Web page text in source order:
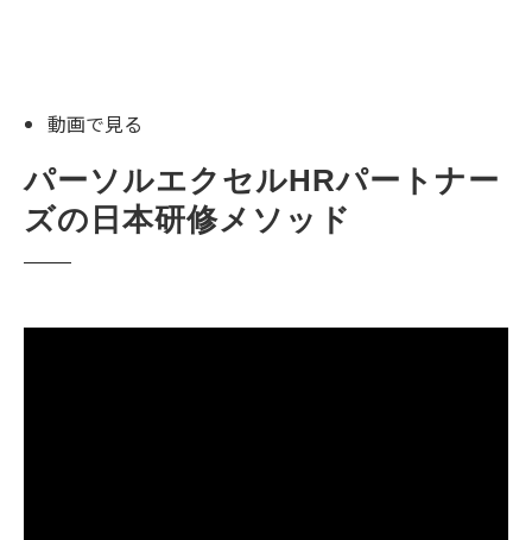
動画で見る
パーソルエクセルHRパートナー
ズの日本研修メソッド